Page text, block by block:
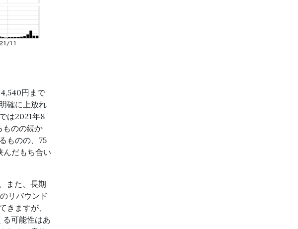
円まで
確に上放れ
は2021年8
ものの続か
ものの、75
んだもち合い
また、長期
リバウンド
きますが、
可能性はあ